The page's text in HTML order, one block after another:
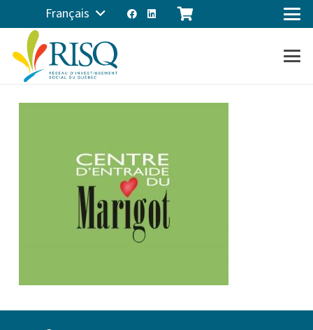
Français